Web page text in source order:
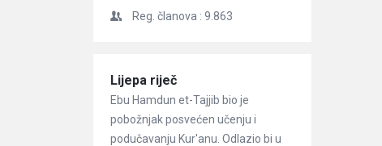
Reg. članova : 9.863
Članci
Lijepa riječ
Ebu Hamdun et-Tajjib bio je
pobožnjak posvećen učenju i
podučavanju Kur'anu. Odlazio bi u